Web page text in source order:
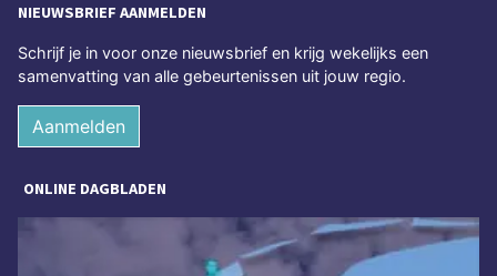
NIEUWSBRIEF AANMELDEN
Schrijf je in voor onze nieuwsbrief en krijg wekelijks een
samenvatting van alle gebeurtenissen uit jouw regio.
Aanmelden
ONLINE DAGBLADEN